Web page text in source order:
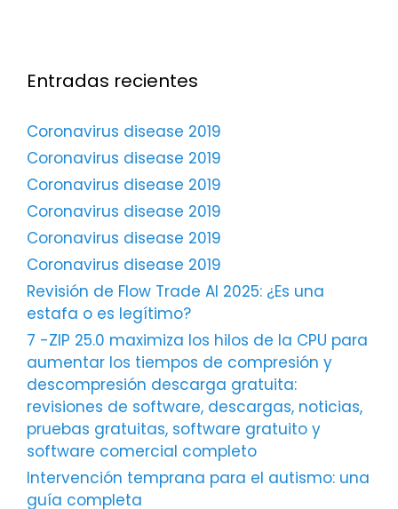
Entradas recientes
Coronavirus disease 2019
Coronavirus disease 2019
Coronavirus disease 2019
Coronavirus disease 2019
Coronavirus disease 2019
Coronavirus disease 2019
Revisión de Flow Trade AI 2025: ¿Es una
estafa o es legítimo?
7 -ZIP 25.0 maximiza los hilos de la CPU para
aumentar los tiempos de compresión y
descompresión descarga gratuita:
revisiones de software, descargas, noticias,
pruebas gratuitas, software gratuito y
software comercial completo
Intervención temprana para el autismo: una
guía completa